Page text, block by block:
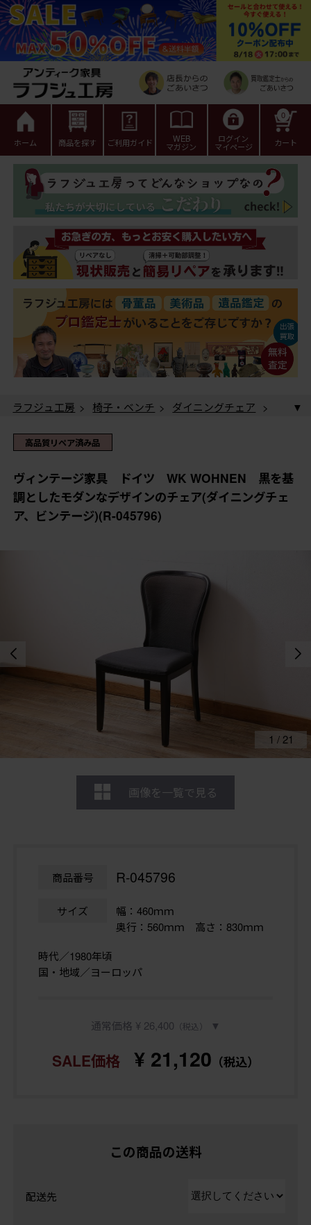
ホーム 商品を探す ご利用ガイド WEB
マガジン
ログイン
マイページ カート
0
ラフジュ工房 > 椅子・ベンチ > ダイニングチェア
としたモダンなデザインのチェア(ダイニングチェア、ビ
ンテージ)(R-045796)
高品質リペア済み品
ヴィンテージ家具 ドイツ WK WOHNEN 黒を基
調としたモダンなデザインのチェア(ダイニングチェ
ア、ビンテージ)(R-045796)
1 /21
画像を一覧で見る
商品番号 R-045796
サイズ
幅：460ｍｍ
奥行：560ｍｍ 高さ：830ｍｍ
時代／1980年頃
国・地域／ヨーロッパ
通常価格 ¥ 26,400 （税込） ▼
SALE価格 ¥ 21,120 （税込）
この商品の送料
配送先